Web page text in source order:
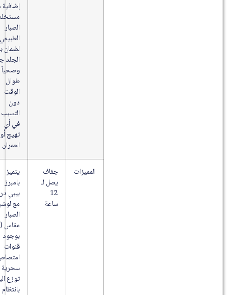
إضافية من
مستخلص
الطبيعي
لضمان بقاء
الجلد جافاً
وصحياً
التسبب
في أي
تهيج أو
احمرار.
المميزات
يصل لـ
بيبي دراي
مع لوشن
مقاس (1)
بوجود
قنوات
امتصاص
سحرية
توزع البلل
بانتظام